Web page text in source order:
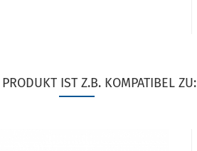
IST Z.B. KOMPATIBEL ZU: